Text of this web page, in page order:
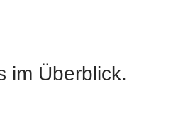
im Überblick.